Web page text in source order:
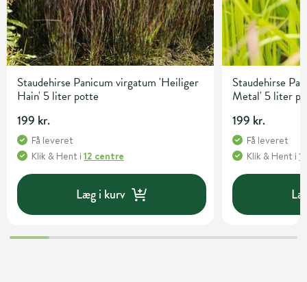
Staudehirse Panicum virgatum 'Heiliger
Hain' 5 liter potte
199 kr.
Få leveret
Klik & Hent i 12 centre
Læg i kurv
Staudehirse
Metal' 5 liter
199 kr.
Få leveret
Klik & Hent i